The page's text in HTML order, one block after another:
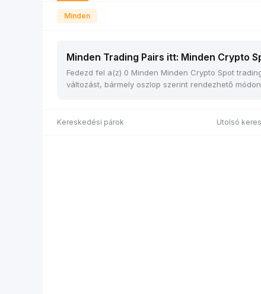
Minden
Minden Trading Pairs itt: Minden Crypto
Fedezd fel a(z) 0 Minden Minden Crypto Spot
változást, bármely oszlop szerint rendezhető
Kereskedési párok Utolsó